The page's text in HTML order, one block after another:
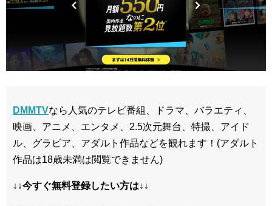
DMMTVなら人気のテレビ番組、ドラマ、バラエティ、
映画、アニメ、エンタメ、2.5次元舞台、特撮、アイド
ル、グラビア、アダルト作品などを観れます！(アダルト
作品は18歳未満は閲覧できません)
↓↓今すぐ無料登録したい方は↓↓